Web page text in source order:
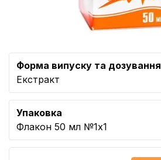
Форма випуску та дозування
Екстракт
Упаковка
Флакон 50 мл №1x1